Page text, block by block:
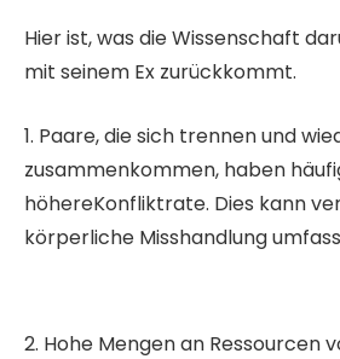
Hier ist, was die Wissenschaft
mit seinem Ex zurückkommt.
1. Paare, die sich trennen und
zusammenkommen, haben
höhereKonfliktrate. Dies kann
körperliche Misshandlung
2. Hohe Mengen an Ressourcen